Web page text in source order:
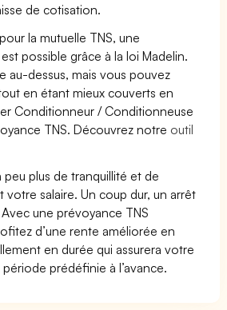
de cotisation.
la mutuelle TNS, une
possible grâce à la loi Madelin.
au-dessus, mais vous pouvez
en étant mieux couverts en
Conditionneur / Conditionneuse
TNS. Découvrez notre outil
plus de tranquillité et de
salaire. Un coup dur, un arrêt
une prévoyance TNS
d’une rente améliorée en
en durée qui assurera votre
prédéfinie à l’avance.